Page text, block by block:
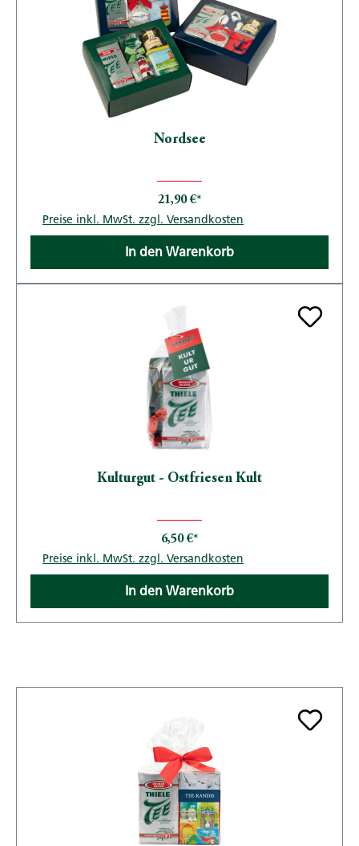
Nordsee
21,90 €*
Preise inkl. MwSt. zzgl. Versandkosten
In den Warenkorb
Kulturgut - Ostfriesen Kult
6,50 €*
Preise inkl. MwSt. zzgl. Versandkosten
In den Warenkorb